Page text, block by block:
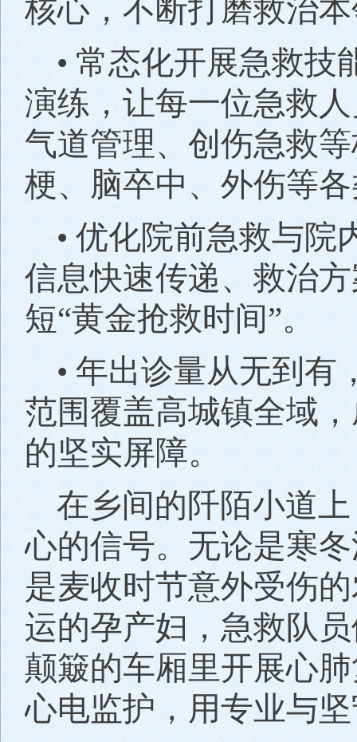
核心，不断打磨救治
• 常态化开展急救技
演练，让每一位急救
气道管理、创伤急救
梗、脑卒中、外伤等
• 优化院前急救与院
信息快速传递、救治
短“黄金抢救时间”。
• 年出诊量从无到有
范围覆盖高城镇全域
的坚实屏障。
在乡间的阡陌小道
心的信号。无论是寒
是麦收时节意外受伤
运的孕产妇，急救队
颠簸的车厢里开展心
心电监护，用专业与